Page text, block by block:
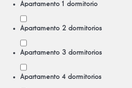
Apartamento 1 dormitorio
Apartamento 2 dormitorios
Apartamento 3 dormitorios
Apartamento 4 dormitorios